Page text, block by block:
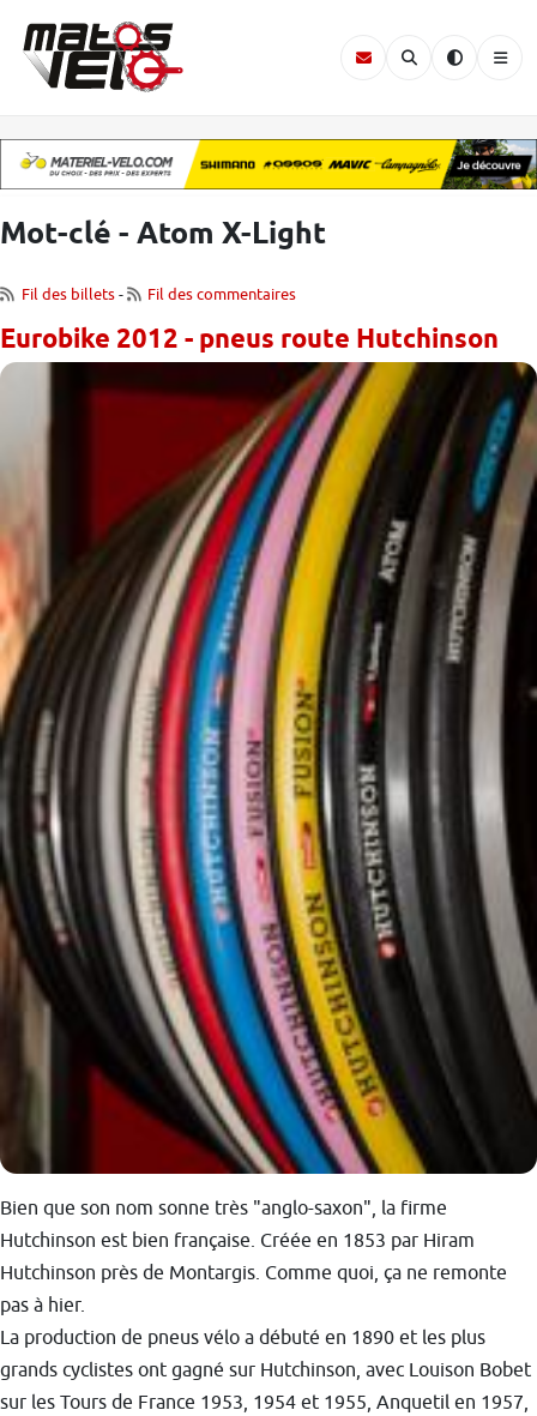
Mot-clé - Atom X-Light
Fil des billets- Fil des commentaires
Eurobike 2012 - pneus route Hutchinson
Bien que son nom sonne très "anglo-saxon", la firme
Hutchinson est bien française. Créée en 1853 par Hiram
Hutchinson près de Montargis. Comme quoi, ça ne remonte
pas à hier.
La production de pneus vélo a débuté en 1890 et les plus
grands cyclistes ont gagné sur Hutchinson, avec Louison Bobet
sur les Tours de France 1953, 1954 et 1955, Anquetil en 1957,